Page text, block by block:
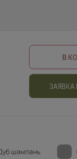
В
ЗАЯВКА
шампань